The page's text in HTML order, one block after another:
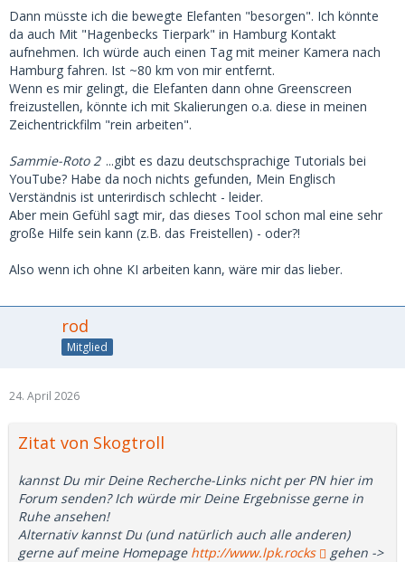
Dann müsste ich die bewegte Elefanten "besorgen". Ich könnte
da auch Mit "Hagenbecks Tierpark" in Hamburg Kontakt
aufnehmen. Ich würde auch einen Tag mit meiner Kamera nach
Hamburg fahren. Ist ~80 km von mir entfernt.
Wenn es mir gelingt, die Elefanten dann ohne Greenscreen
freizustellen, könnte ich mit Skalierungen o.a. diese in meinen
Zeichentrickfilm "rein arbeiten".
Sammie-Roto 2 ...gibt es dazu deutschsprachige Tutorials bei
YouTube? Habe da noch nichts gefunden, Mein Englisch
Verständnis ist unterirdisch schlecht - leider.
Aber mein Gefühl sagt mir, das dieses Tool schon mal eine sehr
große Hilfe sein kann (z.B. das Freistellen) - oder?!
Also wenn ich ohne KI arbeiten kann, wäre mir das lieber.
rod
Mitglied
24. April 2026
Zitat von Skogtroll
kannst Du mir Deine Recherche-Links nicht per PN hier im
Forum senden? Ich würde mir Deine Ergebnisse gerne in
Ruhe ansehen!
Alternativ kannst Du (und natürlich auch alle anderen)
gerne auf meine Homepage http://www.lpk.rocks
gehen ->